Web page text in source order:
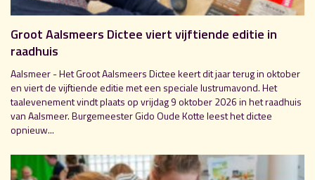
Groot Aalsmeers Dictee viert vijftiende editie in
raadhuis
Aalsmeer - Het Groot Aalsmeers Dictee keert dit jaar terug in oktober
en viert de vijftiende editie met een speciale lustrumavond. Het
taalevenement vindt plaats op vrijdag 9 oktober 2026 in het raadhuis
van Aalsmeer. Burgemeester Gido Oude Kotte leest het dictee
opnieuw...